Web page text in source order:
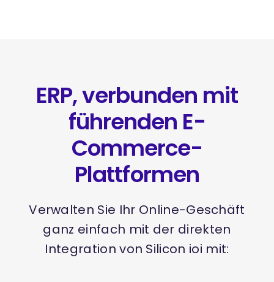
ERP, verbunden mit
führenden E-
Commerce-
Plattformen
Verwalten Sie Ihr Online-Geschäft
ganz einfach mit der direkten
Integration von Silicon ioi mit: